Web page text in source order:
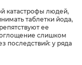
катастрофы людей,
таблетки йода,
ее
слишком
последствий: у ряда